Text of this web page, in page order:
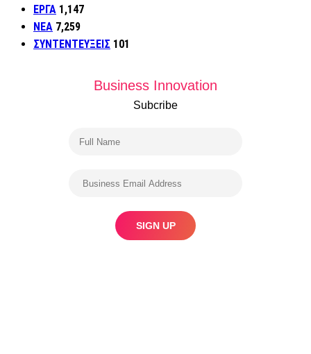
ΕΡΓΑ 1,147
ΝΕΑ 7,259
ΣΥΝΤΕΝΤΕΥΞΕΙΣ 101
Business Innovation
Subcribe